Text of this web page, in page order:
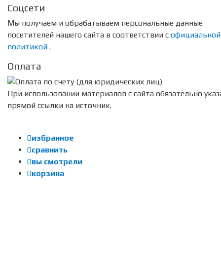
Соцсети
Мы получаем и обрабатываем персональные данные
посетителей нашего сайта в соответствии с официальной
политикой .
Оплата
При использовании материалов с сайта обязательно
прямой ссылки на источник.
0избранное
0сравнить
0вы смотрели
0корзина